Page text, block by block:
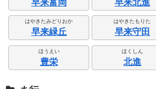
はやきたみどりおか
早来緑丘
はやきたもりた
早来守田
ほうえい
豊栄
ほくしん
北進